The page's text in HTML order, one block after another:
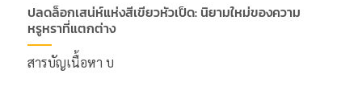
ปลดล็อกเสน่ห์แห่งสีเขียวหัวเป็ด: นิยามใหม่ของความ
หรูหราที่แตกต่าง
สารบัญเนื้อหา บ